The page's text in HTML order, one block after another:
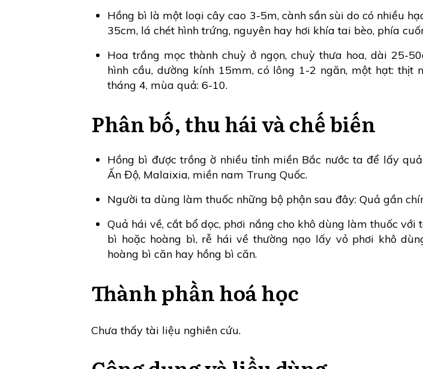
Hồng bì là một loại cây cao 3-5m, cành sần sùi do có nhiều
35cm, lá chét hình trứng, nguyên hay hơi khía tai bèo, phía
Hoa trắng mọc thành chuỳ ở ngọn, chuỳ thưa hoa, dài 25-
hình cầu, dường kính 15mm, có lông 1-2 ngăn, một hạt: thịt
tháng 4, mùa quả: 6-10.
Phân bố, thu hái và chế biến
Hồng bì được trồng ờ nhiều tỉnh miền Bắc nước ta để lấy
Ấn Độ, Malaixia, miền nam Trung Quốc.
Người ta dùng làm thuốc những bộ phận sau đây: Quả gần
Quả hái về, cắt bổ dọc, phơi nắng cho khô dùng làm thuốc với
bì hoặc hoàng bì, rễ hái về thường nạo lấy vỏ phơi khô
hoàng bì căn hay hồng bì căn.
Thành phần hoá học
Chưa thấy tài liệu nghiên cứu.